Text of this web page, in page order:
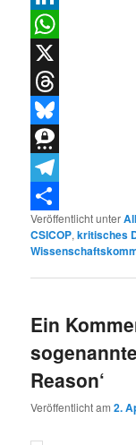
LinkedIn
WhatsApp
X
Threads
Bluesky
Threema
Telegram
Teilen
Veröffentlicht unter
CSICOP,kritisches
Ein
Reason‘
Veröffentlicht am2.